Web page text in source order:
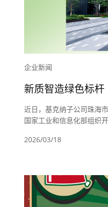
企业新闻
新质智造绿色标杆
近日，基克纳子公司珠海
国家工业和信息化部组织
2026/03/18